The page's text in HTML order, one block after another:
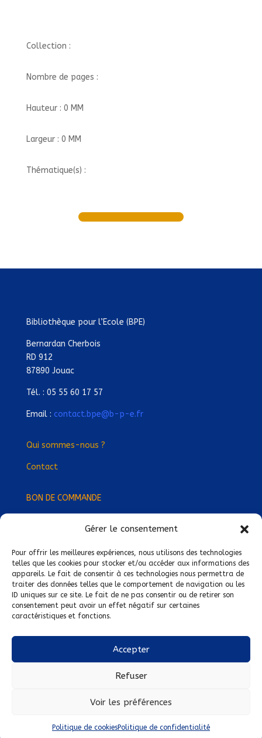
Gérer le consentement
Pour offrir les meilleures expériences, nous utilisons des technologies
telles que les cookies pour stocker et/ou accéder aux informations des
appareils. Le fait de consentir à ces technologies nous permettra de
traiter des données telles que le comportement de navigation ou les
ID uniques sur ce site. Le fait de ne pas consentir ou de retirer son
consentement peut avoir un effet négatif sur certaines
caractéristiques et fonctions.
Accepter
Refuser
Voir les préférences
Politique de cookiesPolitique de confidentialité
Collection :
Nombre de pages :
Hauteur : 0 MM
Largeur : 0 MM
Thématique(s) :
Bibliothèque pour l’Ecole (BPE)
Bernardan Cherbois
RD 912
87890 Jouac
Tél. : 05 55 60 17 57
Email : contact.bpe@b-p-e.fr
Qui sommes-nous ?
Contact
BON DE COMMANDE
Devenez Délégué·e Régional·e !
Trouvez-nous près de chez vous !
Mentions légales
Conditions générales de vente
Politique de confidentialité